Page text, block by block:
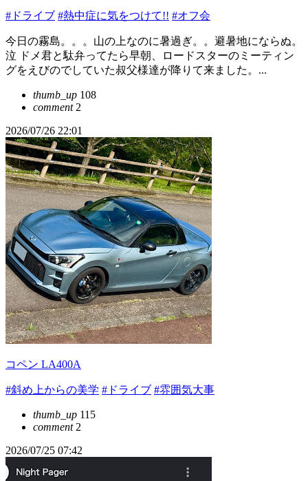
#ドライブ #熱中症に気をつけて!! #オフ会
今日の霧島。。。山の上なのに暑過ぎ。。避暑地にならぬ。
泣 ドメ君と駄弁ってたら早朝、ロードスターのミーティン
グをえびのでしていた叔父様達が降りて来ました。...
thumb_up 108
comment2
2026/07/26 22:01
コペン LA400A
#斜め上からの美学 #ドライブ #雰囲気大事
thumb_up 115
comment2
2026/07/25 07:42